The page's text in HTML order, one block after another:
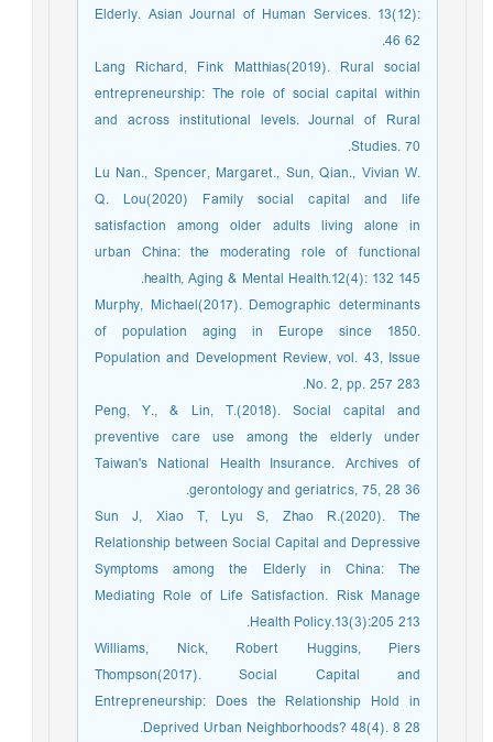
Elderly. Asian Journal of Human Services. 13(12):
46 62.
Lang Richard, Fink Matthias(2019). Rural social
entrepreneurship: The role of social capital within
and across institutional levels. Journal of Rural
Studies. 70.
Lu Nan., Spencer, Margaret., Sun, Qian., Vivian W.
Q. Lou(2020) Family social capital and life
satisfaction among older adults living alone in
urban China: the moderating role of functional
health, Aging & Mental Health.12(4): 132 145.
Murphy, Michael(2017). Demographic determinants
of population aging in Europe since 1850.
Population and Development Review, vol. 43, Issue
No. 2, pp. 257 283.
Peng, Y., & Lin, T.(2018). Social capital and
preventive care use among the elderly under
Taiwan's National Health Insurance. Archives of
gerontology and geriatrics, 75, 28 36.
Sun J, Xiao T, Lyu S, Zhao R.(2020). The
Relationship between Social Capital and Depressive
Symptoms among the Elderly in China: The
Mediating Role of Life Satisfaction. Risk Manage
Health Policy.13(3):205 213.
Williams, Nick, Robert Huggins, Piers
Thompson(2017). Social Capital and
Entrepreneurship: Does the Relationship Hold in
Deprived Urban Neighborhoods? 48(4). 8 28.